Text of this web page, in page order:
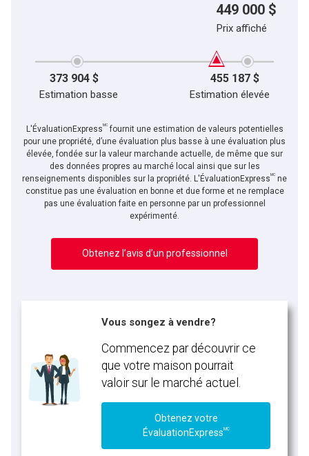
449 000 $
Prix affiché
373 904 $ 455 187 $
Estimation basse Estimation élevée
L'ÉvaluationExpressMCfournit une estimation de valeurs potentielles
pour une propriété, d’une évaluation plus basse à une évaluation plus
élevée, fondée sur la valeur marchande actuelle, de même que sur
des données propres au marché local ainsi que sur les
renseignements disponibles sur la propriété. L'ÉvaluationExpressMC ne
constitue pas une évaluation en bonne et due forme et ne remplace
pas une évaluation faite en personne par un professionnel
expérimenté.
Obtenez l’avis d’un professionnel
Vous songez à vendre?
Commencez par découvrir ce
que votre maison pourrait
valoir sur le marché actuel.
Obtenez votre
ÉvaluationExpressMC